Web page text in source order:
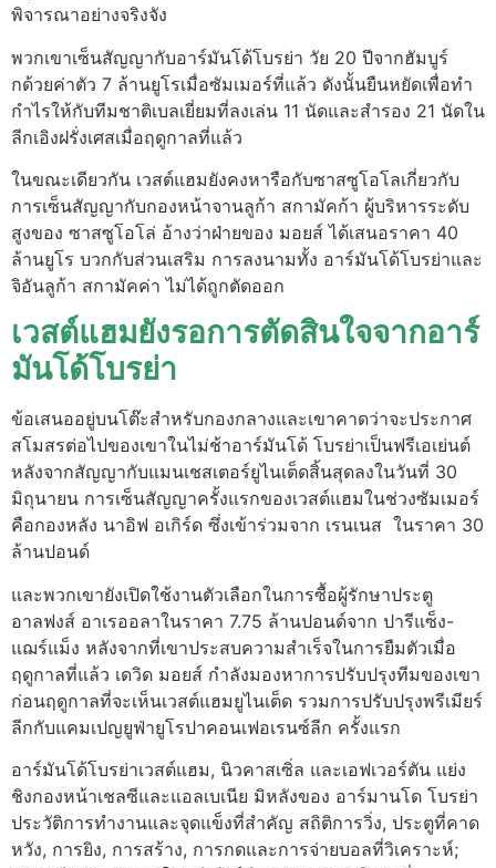
พิจารณาอย่างจริงจัง
พวกเขาเซ็นสัญญากับอาร์มันโด้โบรย่า วัย 20 ปีจากฮัมบูร์
กด้วยค่าตัว 7 ล้านยูโรเมื่อซัมเมอร์ที่แล้ว ดังนั้นยืนหยัดเพื่อทำ
กำไรให้กับทีมชาติเบลเยี่ยมที่ลงเล่น 11 นัดและสำรอง 21 นัดใน
ลีกเอิงฝรั่งเศสเมื่อฤดูกาลที่แล้ว
ในขณะเดียวกัน เวสต์แฮมยังคงหารือกับซาสซูโอโลเกี่ยวกับ
การเซ็นสัญญากับกองหน้าจานลูก้า สกามัคก้า ผู้บริหารระดับ
สูงของ ซาสซูโอโล่ อ้างว่าฝ่ายของ มอยส์ ได้เสนอราคา 40
ล้านยูโร บวกกับส่วนเสริม การลงนามทั้ง อาร์มันโด้โบรย่าและ
จิอันลูก้า สกามัคค่า ไม่ได้ถูกตัดออก
เวสต์แฮมยังรอการตัดสินใจจากอาร์
มันโด้โบรย่า
ข้อเสนออยู่บนโต๊ะสำหรับกองกลางและเขาคาดว่าจะประกาศ
สโมสรต่อไปของเขาในไม่ช้าอาร์มันโด้ โบรย่าเป็นฟรีเอเย่นต์
หลังจากสัญญากับแมนเชสเตอร์ยูไนเต็ดสิ้นสุดลงในวันที่ 30
มิถุนายน การเซ็นสัญญาครั้งแรกของเวสต์แฮมในช่วงซัมเมอร์
คือกองหลัง นาอิฟ อเกิร์ด ซึ่งเข้าร่วมจาก เรนเนส ในราคา 30
ล้านปอนด์
และพวกเขายังเปิดใช้งานตัวเลือกในการซื้อผู้รักษาประตู
อาลฟงส์ อาเรออลาในราคา 7.75 ล้านปอนด์จาก ปารีแซ็ง-
แฌร์แม็ง หลังจากที่เขาประสบความสำเร็จในการยืมตัวเมื่อ
ฤดูกาลที่แล้ว เดวิด มอยส์ กำลังมองหาการปรับปรุงทีมของเขา
ก่อนฤดูกาลที่จะเห็นเวสต์แฮมยูไนเต็ด รวมการปรับปรุงพรีเมียร์
ลีกกับแคมเปญยูฟ่ายูโรปาคอนเฟอเรนซ์ลีก ครั้งแรก
อาร์มันโด้โบรย่าเวสต์แฮม, นิวคาสเซิ่ล และเอฟเวอร์ตัน แย่ง
ชิงกองหน้าเชลซีและแอลเบเนีย มิหลังของ อาร์มานโด โบรย่า
ประวัติการทำงานและจุดแข็งที่สำคัญ สถิติการวิ่ง, ประตูที่คาด
หวัง, การยิง, การสร้าง, การกดและการจ่ายบอลที่วิเคราะห์;